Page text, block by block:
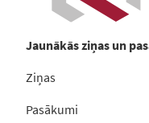
Jaunākās ziņas un
Ziņas
Pasākumi